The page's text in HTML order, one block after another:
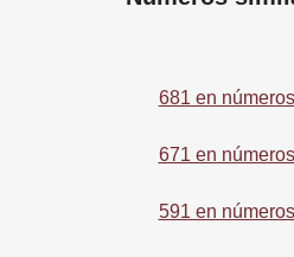
681 en
671 en
591 en